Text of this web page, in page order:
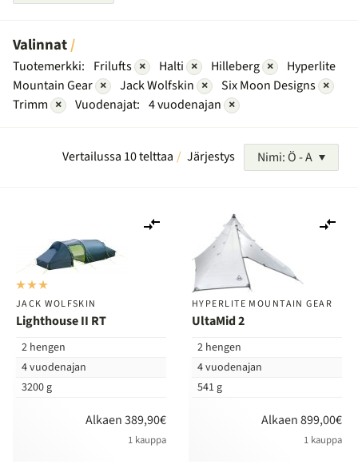
Valinnat
Tuotemerkki: Frilufts × Halti × Hilleberg ×
Hyperlite
Mountain Gear × Jack Wolfskin × Six Moon Designs ×
Trimm × Vuodenajat: 4 vuodenajan ×
Vertailussa 10 telttaa Järjestys Nimi: Ö - A
JACK WOLFSKIN
Lighthouse II RT
2 hengen
4 vuodenajan
3200 g
Alkaen 389,90€
1 kauppa
vertailuun
HYPERLITE MOUNTAIN GEAR
UltaMid 2
2 hengen
4 vuodenajan
541 g
Alkaen 899,00€
1 kauppa